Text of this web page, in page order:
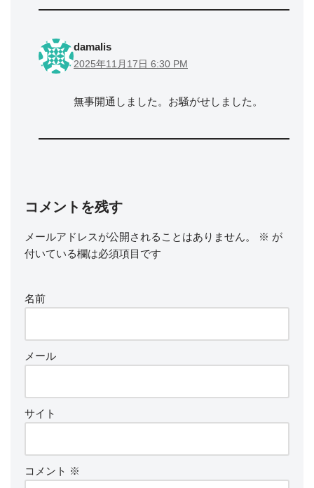
damalis
2025年11月17日 6:30 PM
無事開通しました。お騒がせしました。
コメントを残す
メールアドレスが公開されることはありません。 ※ が
付いている欄は必須項目です
名前
メール
サイト
コメント ※